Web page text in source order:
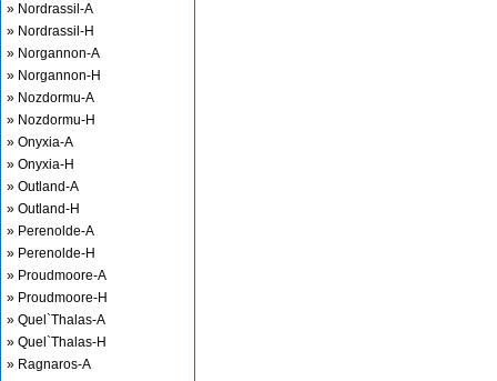
» Nordrassil-A
» Nordrassil-H
» Norgannon-A
» Norgannon-H
» Nozdormu-A
» Nozdormu-H
» Onyxia-A
» Onyxia-H
» Outland-A
» Outland-H
» Perenolde-A
» Perenolde-H
» Proudmoore-A
» Proudmoore-H
» Quel`Thalas-A
» Quel`Thalas-H
» Ragnaros-A